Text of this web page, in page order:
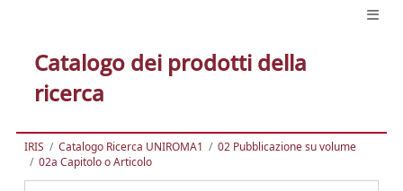
Catalogo dei prodotti della
ricerca
IRIS Catalogo Ricerca UNIROMA1
02 Pubblicazione su volume
02a Capitolo o Articolo